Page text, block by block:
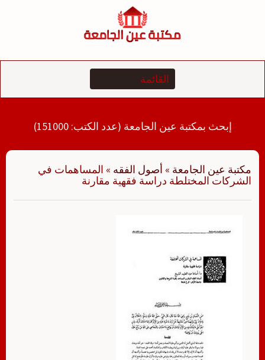
إبحث بمكتبة عين الجامعة (عدد الكتب: 151000)
مكتبة عين الجامعة » أصول الفقه » المساهمات في
الشركات المختلطة دراسة فقهية مقارنة